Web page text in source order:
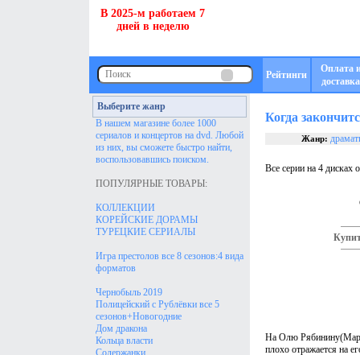
В 2025-м работаем 7
дней в неделю
Рейтинги
Оплата
доставка
Выберите жанр
В нашем магазине более 1000
сериалов и концертов на dvd. Любой
из них, вы сможете быстро найти,
воспользовавшись поиском.
ПОПУЛЯРНЫЕ ТОВАРЫ:
КОЛЛЕКЦИИ
КОРЕЙСКИЕ ДОРАМЫ
ТУРЕЦКИЕ СЕРИАЛЫ
Игра престолов все 8 сезонов:4 вида
форматов
Чернобыль 2019
Полицейский с Рублёвки все 5
сезонов+Новогодние
Дом дракона
Кольца власти
Содержанки
Когда
Жанр:
Все серии на 4 дисках
На Олю
плохо отражается на